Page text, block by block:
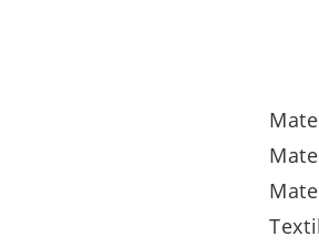
harmonisch einzurichten.